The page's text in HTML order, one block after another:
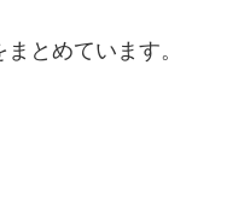
とめています。